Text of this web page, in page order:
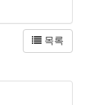
목록